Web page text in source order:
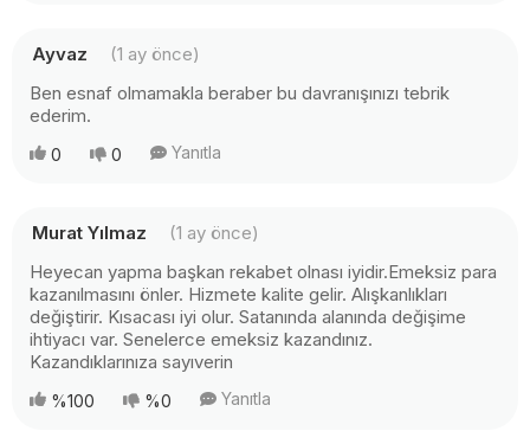
Ayvaz
(1 ay önce)
Ben esnaf olmamakla beraber bu davranışınızı tebrik
ederim.
0 0 Yanıtla
Murat Yılmaz
(1 ay önce)
Heyecan yapma başkan rekabet olnası iyidir.Emeksiz para
kazanılmasını önler. Hizmete kalite gelir. Alışkanlıkları
değiştirir. Kısacası iyi olur. Satanında alanında değişime
ihtiyacı var. Senelerce emeksiz kazandınız.
Kazandıklarınıza sayıverin
%100 %0 Yanıtla